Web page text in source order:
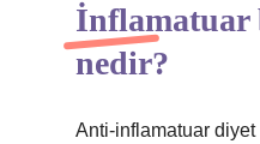
İnflamatuar
nedir?
Anti-inflamatuar